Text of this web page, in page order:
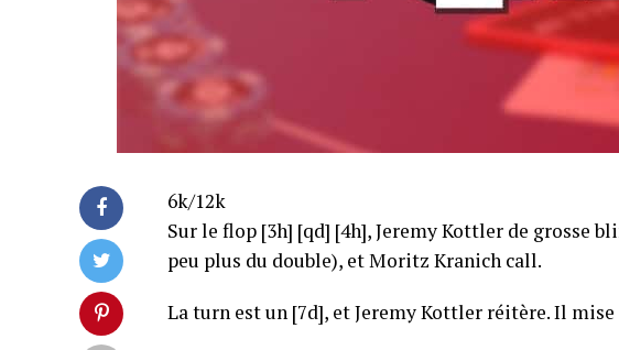
6k/12k
Sur le flop [3h] [qd] [4h], Jeremy Kottler de grosse
peu plus du double), et Moritz Kranich call.
La turn est un [7d], et Jeremy Kottler réitère. Il mise